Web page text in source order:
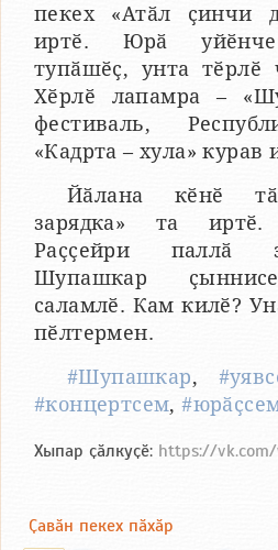
пекех «Атӑл ҫинчи
иртӗ. Юрӑ уйӗнче
тупӑшӗҫ, унта тӗрлӗ
Хӗрлӗ лапамра –
фестиваль,
«Кадрта – хула» курав
Йӑлана кӗнӗ
зарядка» та
Раҫҫейри паллӑ
Шупашкар
саламлӗ. Кам килӗ?
пӗлтермен.
#Шупашкар,
#концертсем,
Хыпар ҫӑлкуҫӗ: https://vk.com/
Ҫавӑн пекех пӑхӑр